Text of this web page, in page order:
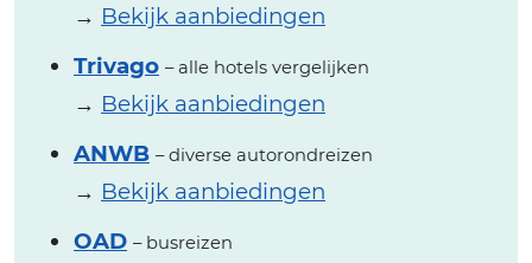
→ Bekijk aanbiedingen
Trivago – alle hotels vergelijken
→ Bekijk aanbiedingen
ANWB – diverse autorondreizen
→ Bekijk aanbiedingen
OAD – busreizen